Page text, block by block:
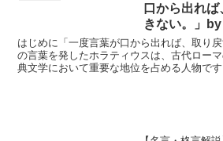
口から出れ
きない。」
い意味と得ら
はじめに「一度言葉が口から出れば、取り
の言葉を発したホラティウスは、古代ロー
典文学において重要な地位を占める人物です